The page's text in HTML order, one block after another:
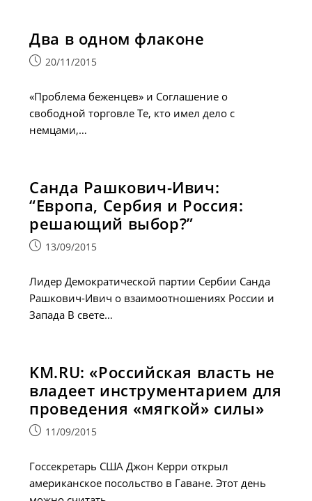
Два в одном флаконе
Запись20/11/2015
«Проблема беженцев» и Соглашение о
свободной торговле Те, кто имел дело с
немцами,…
Санда Рашкович-Ивич:
“Европа, Сербия и Россия:
решающий выбор?”
Запись13/09/2015
Лидер Демократической партии Сербии Санда
Рашкович-Ивич о взаимоотношениях России и
Запада В свете…
KM.RU: «Российская власть не
владеет инструментарием для
проведения «мягкой» силы»
Запись11/09/2015
Госсекретарь США Джон Керри открыл
американское посольство в Гаване. Этот день